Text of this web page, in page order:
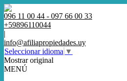
096 11 00 44 - 097 66 00 33
+59896110044
|
info@afiliapropiedades.uy
Seleccionar idioma ▼
Mostrar original
MENÚ